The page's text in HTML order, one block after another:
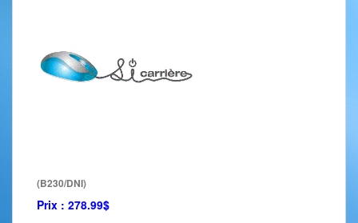
(B230/DNI)
Prix : 278.99$